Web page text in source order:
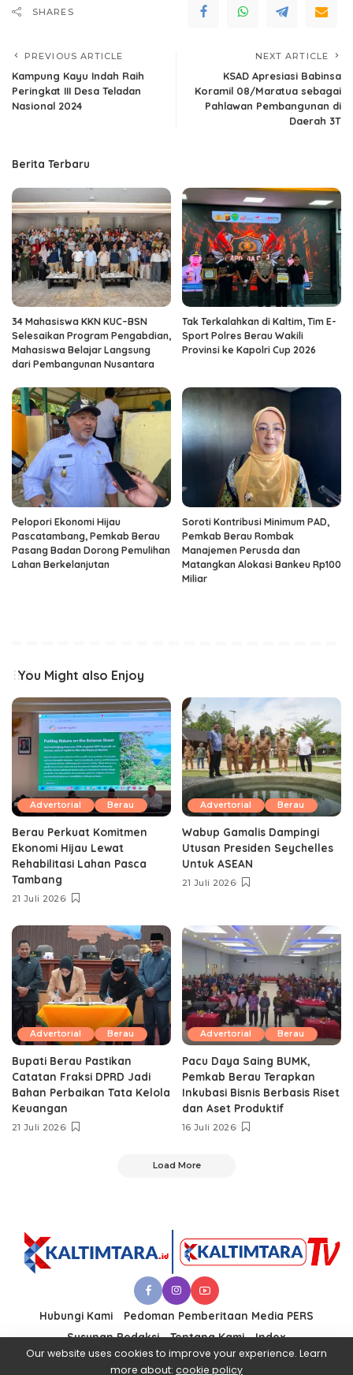
SHARES
PREVIOUS ARTICLE
Kampung Kayu Indah Raih
Peringkat III Desa Teladan
Nasional 2024
NEXT ARTICLE
KSAD Apresiasi Babinsa
Koramil 08/Maratua sebagai
Pahlawan Pembangunan di
Daerah 3T
Berita Terbaru
34 Mahasiswa KKN KUC–BSN
Selesaikan Program Pengabdian,
Mahasiswa Belajar Langsung
dari Pembangunan Nusantara
Tak Terkalahkan di Kaltim, Tim E-
Sport Polres Berau Wakili
Provinsi ke Kapolri Cup 2026
Pelopori Ekonomi Hijau
Pascatambang, Pemkab Berau
Pasang Badan Dorong Pemulihan
Lahan Berkelanjutan
Soroti Kontribusi Minimum PAD,
Pemkab Berau Rombak
Manajemen Perusda dan
Matangkan Alokasi Bankeu Rp100
Miliar
You Might also Enjoy
Advertorial Berau
Berau Perkuat Komitmen
Ekonomi Hijau Lewat
Rehabilitasi Lahan Pasca
Tambang
21 Juli 2026
Advertorial Berau
Wabup Gamalis Dampingi
Utusan Presiden Seychelles
Untuk ASEAN
21 Juli 2026
Advertorial Berau
Bupati Berau Pastikan
Catatan Fraksi DPRD Jadi
Bahan Perbaikan Tata Kelola
Keuangan
21 Juli 2026
Advertorial Berau
Pacu Daya Saing BUMK,
Pemkab Berau Terapkan
Inkubasi Bisnis Berbasis Riset
dan Aset Produktif ‎
16 Juli 2026
Load More
Hubungi Kami
Pedoman Pemberitaan Media PERS
Susunan Redaksi
Tentang Kami
Index
Our website uses cookies to improve your experience. Learn
more about: cookie policy